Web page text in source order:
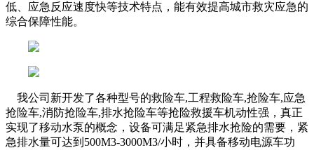
低、应急反应速度快等技术特点，能有效提高城市救灾应急的
综合保障性能。
我公司新开发了各种型号的救险车,工程救险车,抢险车,应急
抢险车,消防抢险车,排水抢险车等抢险救援车机动性强，真正
实现了移动水泵的概念，设备可满足紧急排水抢险的需要，紧
急排水量可达到 500M3-3000M3/小时，并具备移动电源车功